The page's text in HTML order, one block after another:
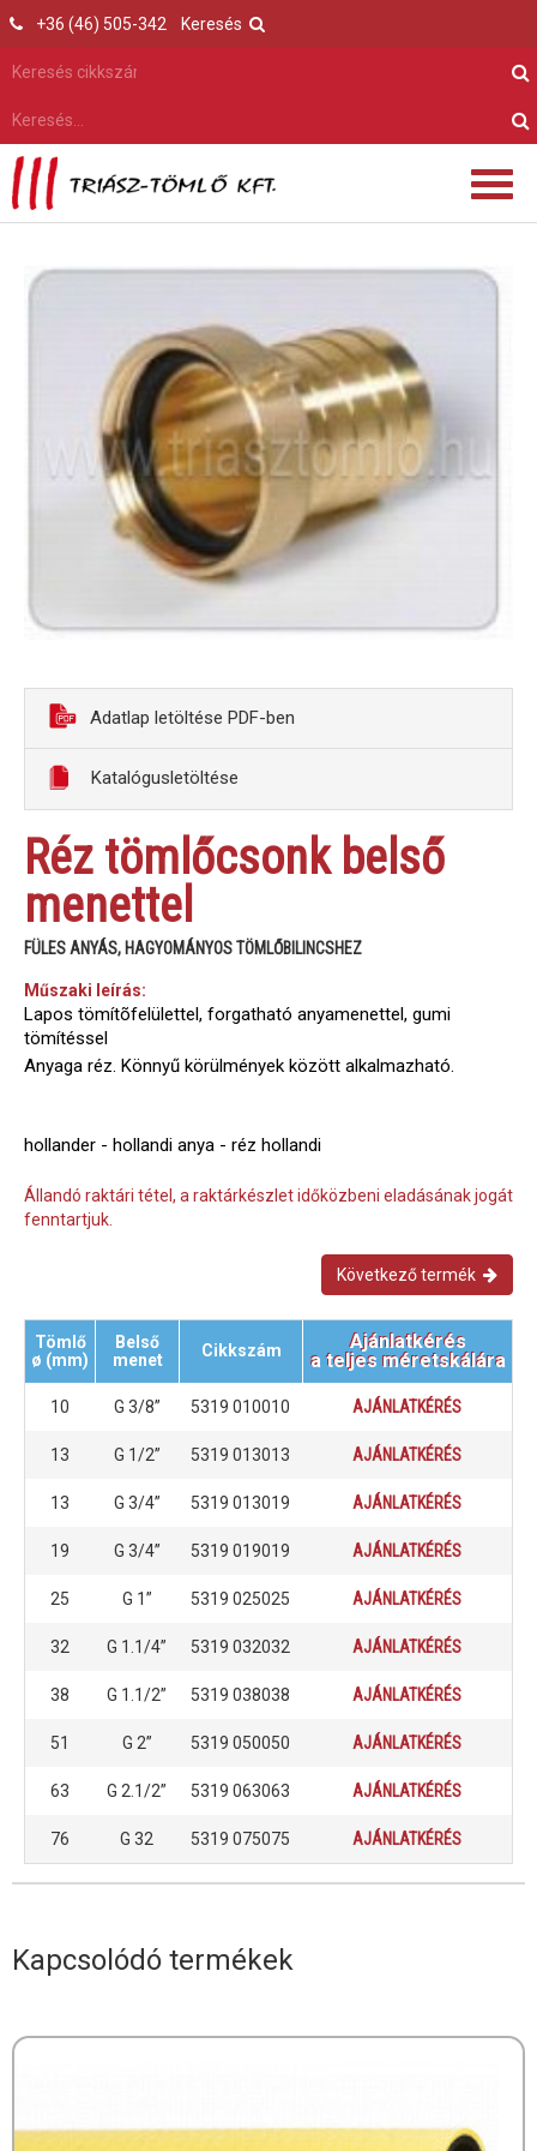
Keresés
+36 (46) 505-342
Adatlap letöltése PDF-ben
Katalógusletöltése
Réz tömlőcsonk belső
menettel
FÜLES ANYÁS, HAGYOMÁNYOS TÖMLŐBILINCSHEZ
Műszaki leírás:
Lapos tömítõfelülettel, forgatható anyamenettel, gumi
tömítéssel
Anyaga réz. Könnyű körülmények között alkalmazható.
hollander - hollandi anya - réz hollandi
Állandó raktári tétel, a raktárkészlet időközbeni eladásának jogát
fenntartjuk.
Következő termék
Tömlő
ø (mm)
Belső
menet
Cikkszám
Ajánlatkérés
a teljes méretskálára
10 G 3/8” 5319 010010 AJÁNLATKÉRÉS
13 G 1/2” 5319 013013 AJÁNLATKÉRÉS
13 G 3/4” 5319 013019 AJÁNLATKÉRÉS
19 G 3/4” 5319 019019 AJÁNLATKÉRÉS
25 G 1” 5319 025025 AJÁNLATKÉRÉS
32 G 1.1/4” 5319 032032 AJÁNLATKÉRÉS
38 G 1.1/2” 5319 038038 AJÁNLATKÉRÉS
51 G 2” 5319 050050 AJÁNLATKÉRÉS
63 G 2.1/2” 5319 063063 AJÁNLATKÉRÉS
76 G 32 5319 075075 AJÁNLATKÉRÉS
Kapcsolódó termékek